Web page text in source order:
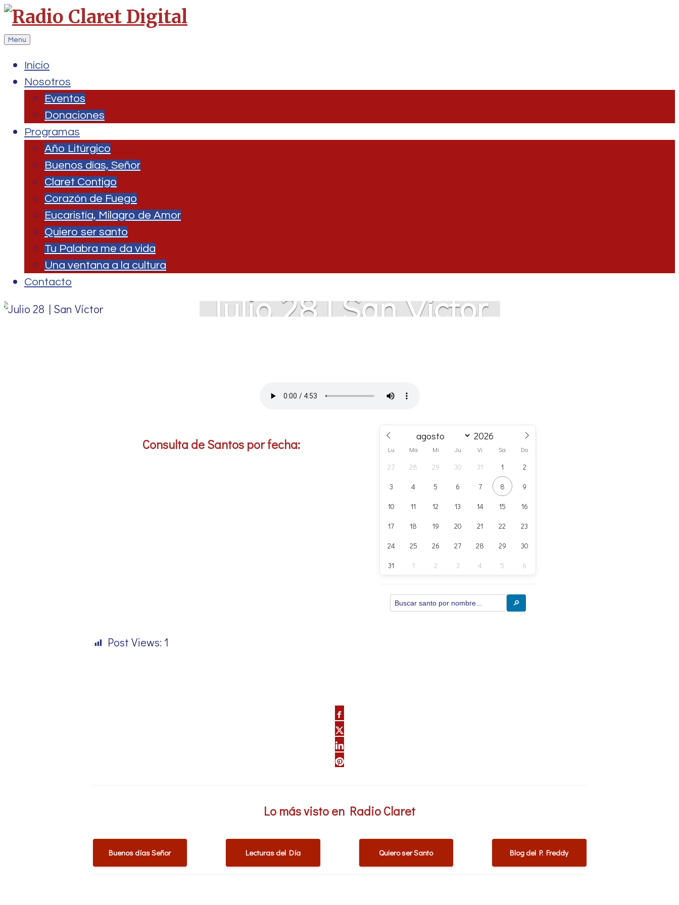
Menu
Inicio
Nosotros
Eventos
Donaciones
Programas
Año Litúrgico
Buenos días, Señor
Claret Contigo
Corazón de Fuego
Eucaristía, Milagro de Amor
Quiero ser santo
Tu Palabra me da vida
Una ventana a la cultura
Contacto
Julio 28 | San Víctor
Consulta de Santos por fecha: Lu Ma Mi Ju Vi Sa Do
27 28 29 30 31 1 2
3 4 5 6 7 8 9
10 11 12 13 14 15 16
17 18 19 20 21 22 23
24 25 26 27 28 29 30
31 1 2 3 4 5 6
🔎
Post Views: 1
Lo más visto en Radio Claret
Buenos días Señor Lecturas del Día Quiero ser Santo Blog del P. Freddy